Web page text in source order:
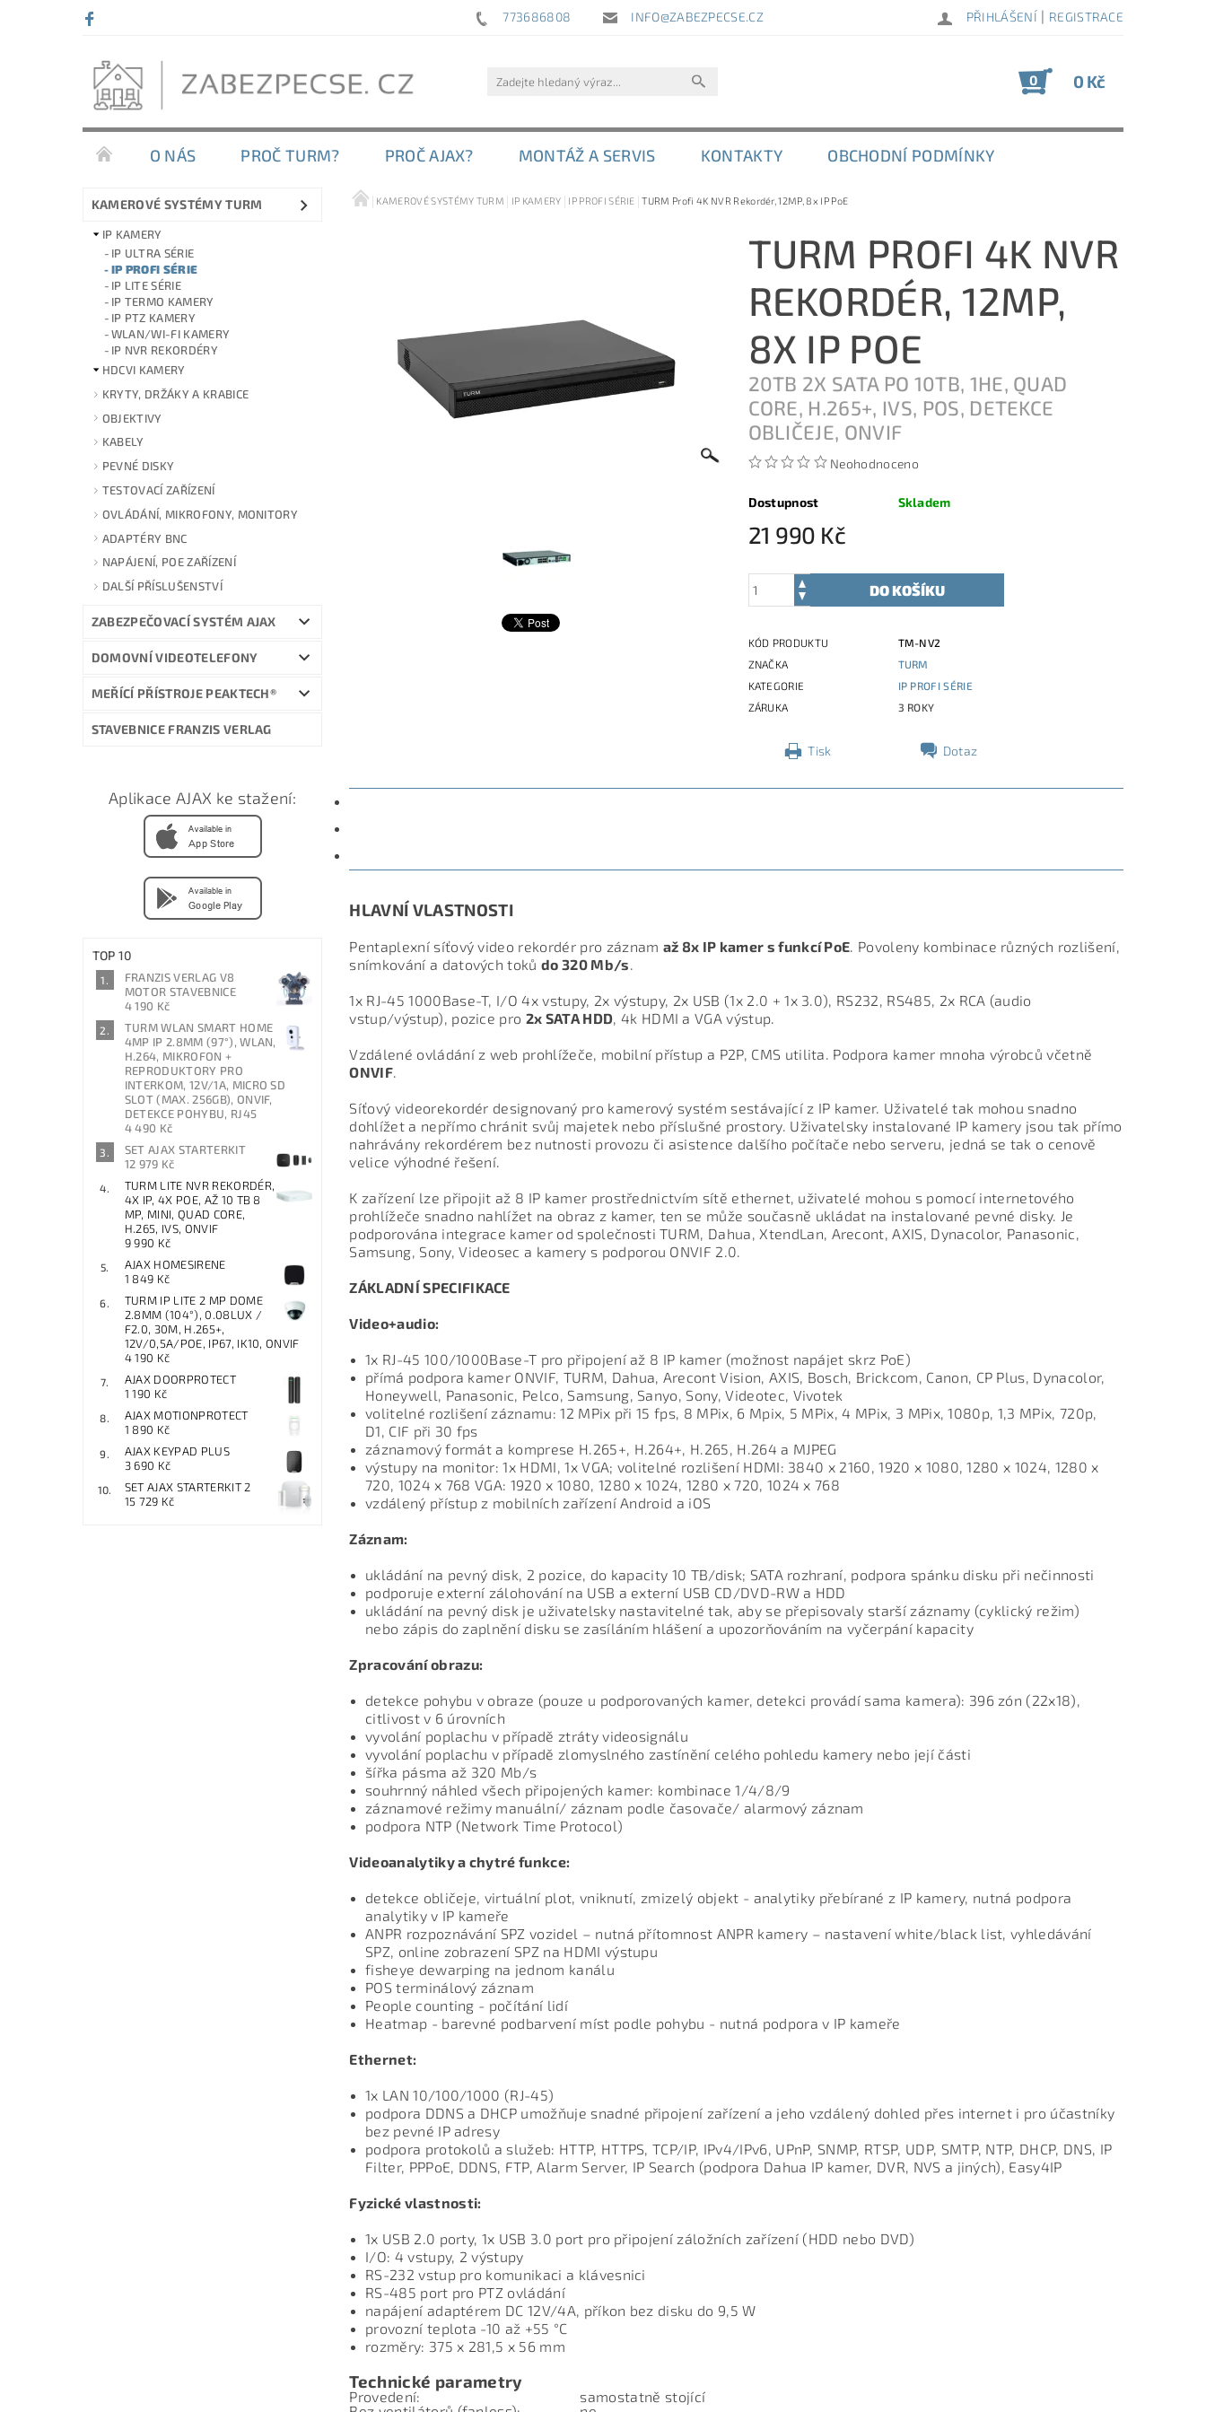
773686808 INFO@ZABEZPECSE.CZ PŘIHLÁŠENÍ | REGISTRACE
0 0 Kč
O NÁS PROČ TURM? PROČ AJAX? MONTÁŽ A SERVIS KONTAKTY OBCHODNÍ PODMÍNKY
KAMEROVÉ SYSTÉMY TURM
IP KAMERY
IP ULTRA SÉRIE
IP PROFI SÉRIE
IP LITE SÉRIE
IP TERMO KAMERY
IP PTZ KAMERY
WLAN/WI-FI KAMERY
IP NVR REKORDÉRY
HDCVI KAMERY
KRYTY, DRŽÁKY A KRABICE
OBJEKTIVY
KABELY
PEVNÉ DISKY
TESTOVACÍ ZAŘÍZENÍ
OVLÁDÁNÍ, MIKROFONY, MONITORY
ADAPTÉRY BNC
NAPÁJENÍ, POE ZAŘÍZENÍ
DALŠÍ PŘÍSLUŠENSTVÍ
ZABEZPEČOVACÍ SYSTÉM AJAX
DOMOVNÍ VIDEOTELEFONY
MEŘÍCÍ PŘÍSTROJE PEAKTECH®
STAVEBNICE FRANZIS VERLAG
Aplikace AJAX ke stažení:
TOP 10
FRANZIS VERLAG V8
MOTOR STAVEBNICE
4 190 Kč
TURM WLAN SMART HOME
4MP IP 2.8MM (97°), WLAN,
H.264, MIKROFON +
REPRODUKTORY PRO
INTERKOM, 12V/1A, MICRO SD
SLOT (MAX. 256GB), ONVIF,
DETEKCE POHYBU, RJ45
4 490 Kč
SET AJAX STARTERKIT
12 979 Kč
TURM LITE NVR REKORDÉR,
4X IP, 4X POE, AŽ 10 TB 8
MP, MINI, QUAD CORE,
H.265, IVS, ONVIF
9 990 Kč
AJAX HOMESIRENE
1 849 Kč
TURM IP LITE 2 MP DOME
2.8MM (104°), 0.08LUX /
F2.0, 30M, H.265+,
12V/0,5A/POE, IP67, IK10, ONVIF
4 190 Kč
AJAX DOORPROTECT
1 190 Kč
AJAX MOTIONPROTECT
1 890 Kč
AJAX KEYPAD PLUS
3 690 Kč
SET AJAX STARTERKIT 2
15 729 Kč
KAMEROVÉ SYSTÉMY TURM IP KAMERY IP PROFI SÉRIE TURM Profi 4K NVR Rekordér, 12MP, 8x IP PoE
TURM PROFI 4K NVR
REKORDÉR, 12MP,
8X IP POE
20TB 2X SATA PO 10TB, 1HE, QUAD
CORE, H.265+, IVS, POS, DETEKCE
OBLIČEJE, ONVIF
Neohodnoceno
Dostupnost Skladem
21 990 Kč
KÓD PRODUKTU
TM-NV2
ZNAČKA
TURM
KATEGORIE
IP PROFI SÉRIE
ZÁRUKA
3 ROKY
Tisk Dotaz
HLAVNÍ VLASTNOSTI
Pentaplexní síťový video rekordér pro záznam až 8x IP kamer s funkcí PoE. Povoleny kombinace různých rozlišení,
snímkování a datových tokůdo 320 Mb/s.
1x RJ-45 1000Base-T, I/O 4x vstupy, 2x výstupy, 2x USB (1x 2.0 + 1x 3.0), RS232, RS485, 2x RCA (audio
vstup/výstup), pozice pro 2x SATA HDD, 4k HDMI a VGA výstup.
Vzdálené ovládání z web prohlížeče, mobilní přístup a P2P, CMS utilita. Podpora kamer mnoha výrobců včetně
ONVIF.
Síťový videorekordér designovaný pro kamerový systém sestávající z IP kamer. Uživatelé tak mohou snadno
dohlížet a nepřímo chránit svůj majetek nebo příslušné prostory. Uživatelsky instalované IP kamery jsou tak přímo
nahrávány rekordérem bez nutnosti provozu či asistence dalšího počítače nebo serveru, jedná se tak o cenově
velice výhodné řešení.
K zařízení lze připojit až 8 IP kamer prostřednictvím sítě ethernet, uživatelé mohou s pomocí internetového
prohlížeče snadno nahlížet na obraz z kamer, ten se může současně ukládat na instalované pevné disky. Je
podporována integrace kamer od společnosti TURM, Dahua, XtendLan, Arecont, AXIS, Dynacolor, Panasonic,
Samsung, Sony, Videosec a kamery s podporou ONVIF 2.0.
ZÁKLADNÍ SPECIFIKACE
Video+audio:
1x RJ-45 100/1000Base-T pro připojení až 8 IP kamer (možnost napájet skrz PoE)
přímá podpora kamer ONVIF, TURM, Dahua, Arecont Vision, AXIS, Bosch, Brickcom, Canon, CP Plus, Dynacolor,
Honeywell, Panasonic, Pelco, Samsung, Sanyo, Sony, Videotec, Vivotek
volitelné rozlišení záznamu: 12 MPix při 15 fps, 8 MPix, 6 Mpix, 5 MPix, 4 MPix, 3 MPix, 1080p, 1,3 MPix, 720p,
D1, CIF při 30 fps
záznamový formát a komprese H.265+, H.264+, H.265, H.264 a MJPEG
výstupy na monitor: 1x HDMI, 1x VGA; volitelné rozlišení HDMI: 3840 x 2160, 1920 x 1080, 1280 x 1024, 1280 x
720, 1024 x 768 VGA: 1920 x 1080, 1280 x 1024, 1280 x 720, 1024 x 768
vzdálený přístup z mobilních zařízení Android a iOS
Záznam:
ukládání na pevný disk, 2 pozice, do kapacity 10 TB/disk; SATA rozhraní, podpora spánku disku při nečinnosti
podporuje externí zálohování na USB a externí USB CD/DVD-RW a HDD
ukládání na pevný disk je uživatelsky nastavitelné tak, aby se přepisovaly starší záznamy (cyklický režim)
nebo zápis do zaplnění disku se zasíláním hlášení a upozorňováním na vyčerpání kapacity
Zpracování obrazu:
detekce pohybu v obraze (pouze u podporovaných kamer, detekci provádí sama kamera): 396 zón (22x18),
citlivost v 6 úrovních
vyvolání poplachu v případě ztráty videosignálu
vyvolání poplachu v případě zlomyslného zastínění celého pohledu kamery nebo její části
šířka pásma až 320 Mb/s
souhrnný náhled všech připojených kamer: kombinace 1/4/8/9
záznamové režimy manuální/ záznam podle časovače/ alarmový záznam
podpora NTP (Network Time Protocol)
Videoanalytiky a chytré funkce:
detekce obličeje, virtuální plot, vniknutí, zmizelý objekt - analytiky přebírané z IP kamery, nutná podpora
analytiky v IP kameře
ANPR rozpoznávání SPZ vozidel – nutná přítomnost ANPR kamery – nastavení white/black list, vyhledávání
SPZ, online zobrazení SPZ na HDMI výstupu
fisheye dewarping na jednom kanálu
POS terminálový záznam
People counting - počítání lidí
Heatmap - barevné podbarvení míst podle pohybu - nutná podpora v IP kameře
Ethernet:
1x LAN 10/100/1000 (RJ-45)
podpora DDNS a DHCP umožňuje snadné připojení zařízení a jeho vzdálený dohled přes internet i pro účastníky
bez pevné IP adresy
podpora protokolů a služeb: HTTP, HTTPS, TCP/IP, IPv4/IPv6, UPnP, SNMP, RTSP, UDP, SMTP, NTP, DHCP, DNS, IP
Filter, PPPoE, DDNS, FTP, Alarm Server, IP Search (podpora Dahua IP kamer, DVR, NVS a jiných), Easy4IP
Fyzické vlastnosti:
1x USB 2.0 porty, 1x USB 3.0 port pro připojení záložních zařízení (HDD nebo DVD)
I/O: 4 vstupy, 2 výstupy
RS-232 vstup pro komunikaci a klávesnici
RS-485 port pro PTZ ovládání
napájení adaptérem DC 12V/4A, příkon bez disku do 9,5 W
provozní teplota -10 až +55 °C
rozměry: 375 x 281,5 x 56 mm
Technické parametry
Provedení:
samostatně stojící